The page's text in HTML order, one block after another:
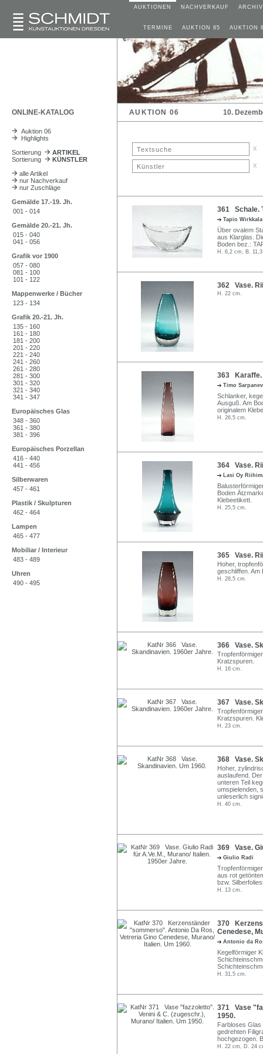
AUKTIONEN NACHVERKAUF ARCHIV
TERMINE AUKTION 85 AUKTION
ONLINE-KATALOG AUKTION 06 10.
Auktion 06
Highlights
Sortierung
ARTIKEL
Sortierung
KÜNSTLER
alle Artikel
nur Nachverkauf
nur Zuschläge
Gemälde 17.-19. Jh.
001 - 014
Gemälde 20.-21. Jh.
015 - 040
041 - 056
Grafik vor 1900
057 - 080
081 - 100
101 - 122
Mappenwerke / Bücher
123 - 134
Grafik 20.-21. Jh.
135 - 160
161 - 180
181 - 200
201 - 220
221 - 240
241 - 260
261 - 280
281 - 300
301 - 320
321 - 340
341 - 347
Europäisches Glas
348 - 360
361 - 380
381 - 396
Europäisches Porzellan
416 - 440
441 - 456
Silberwaren
457 - 461
Plastik / Skulpturen
462 - 464
Lampen
465 - 477
Mobiliar / Interieur
483 - 489
Uhren
490 - 495
x
x
361 Schale.
Tapio
Über ovalem
aus Klarglas.
Boden bez.:
H. 6,2 cm, B.
362 Vase.
H. 22 cm.
363 Karaffe.
Timo
Schlanker,
Ausguß. Am
originalem
H. 26,5 cm.
364 Vase.
Lasi Oy
Boden
Klebeetikett.
H. 25,5 cm.
365 Vase.
Hoher,
geschliffen. Am
H. 28,5 cm.
366 Vase.
Kratzspuren.
H. 16 cm.
367 Vase.
Kratzspuren.
H. 23 cm.
368 Vase.
Hoher,
auslaufend.
unteren Teil
umspielenden,
unleserlich
H. 40 cm.
369 Vase.
Giulio Radi
aus rot
bzw.
H. 13 cm.
370
Cenedese,
Antonio da
Kegelförmiger
H. 31,5 cm.
371 Vase
1950.
Farbloses Glas
gedrehten
hochgezogen.
H. 22 cm, D. 24